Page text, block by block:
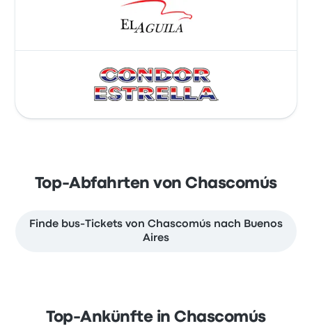
Top-Abfahrten von Chascomús
Finde bus-Tickets von Chascomús nach Buenos
Aires
Top-Ankünfte in Chascomús